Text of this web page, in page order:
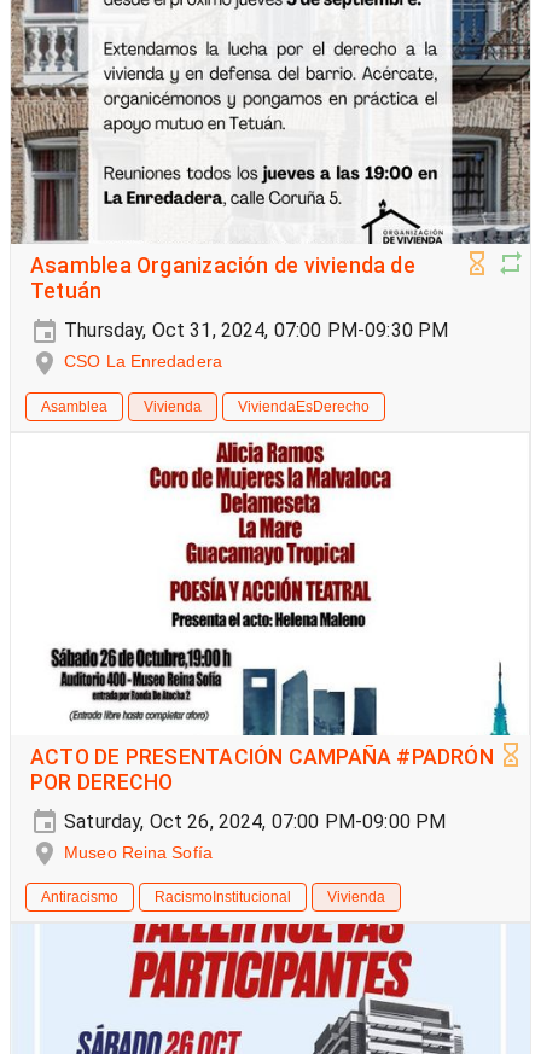
Asamblea Organización de vivienda de
Tetuán
Thursday, Oct 31, 2024, 07:00 PM-09:30 PM
CSO La Enredadera
Asamblea Vivienda ViviendaEsDerecho
ACTO DE PRESENTACIÓN CAMPAÑA #PADRÓN
POR DERECHO
Saturday, Oct 26, 2024, 07:00 PM-09:00 PM
Museo Reina Sofía
Antiracismo RacismoInstitucional Vivienda